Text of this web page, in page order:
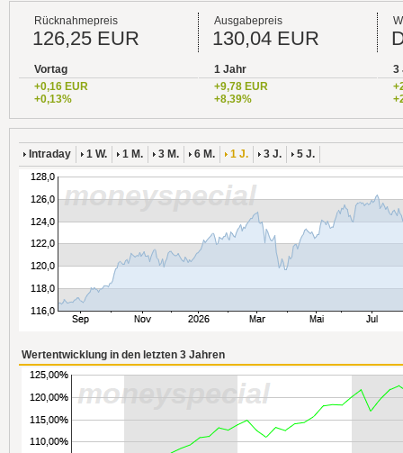
Rücknahmepreis
126,25 EUR
Ausgabepreis
130,04 EUR
Vortag 1 Jahr
3
+0,16 EUR
+0,13%
+9,78 EUR
+8,39%
Intraday 1 W. 1 M. 3 M. 6 M. 1 J. 3 J. 5 J.
Wertentwicklung in den letzten 3 Jahren